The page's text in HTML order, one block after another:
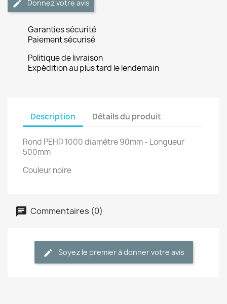
Donnez votre avis
Garanties sécurité
Paiement sécurisé
Politique de livraison
Expédition au plus tard le lendemain
Description Détails du produit
Rond PEHD 1000 diamètre 90mm - Longueur
500mm
Couleur noire
Commentaires (0)
Soyez le premier à donner votre avis